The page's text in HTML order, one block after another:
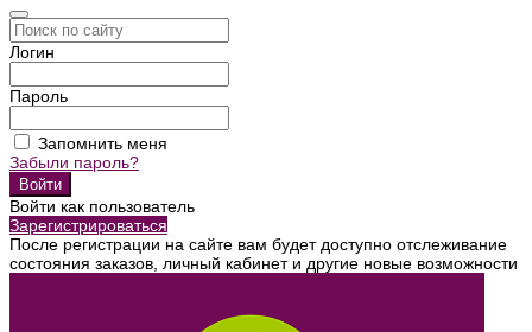
Логин
Пароль
Запомнить меня
Забыли пароль?
Войти как пользователь
Зарегистрироваться
После регистрации на сайте вам будет доступно отслеживание
состояния заказов, личный кабинет и другие новые возможности